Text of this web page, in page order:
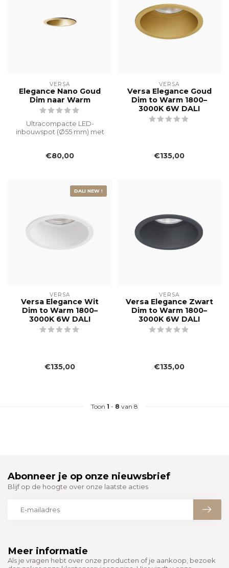
VERSA
Elegance Nano Goud
Dim naar Warm
Ultracompacte LED-
inbouwspot (Ø55 mm) met
€80,00
VERSA
Versa Elegance Goud
Dim to Warm 1800–
3000K 6W DALI
€135,00
DALI NEW !
VERSA
Versa Elegance Wit
Dim to Warm 1800–
3000K 6W DALI
€135,00
VERSA
Versa Elegance Zwart
Dim to Warm 1800–
3000K 6W DALI
€135,00
Toon 1 - 8 van 8
Meer informatie
Als je vragen hebt over onze producten of je aankoop, bezoek
Abonneer je op onze nieuwsbrief
Blijf op de hoogte over onze laatste acties